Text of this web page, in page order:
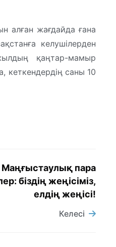
алған жағдайда ғана
келушілерден
қаңтар-мамыр
кеткендердің саны 10
Маңғыстаулық пара
біздің жеңісіміз,
елдің жеңісі!
Келесі